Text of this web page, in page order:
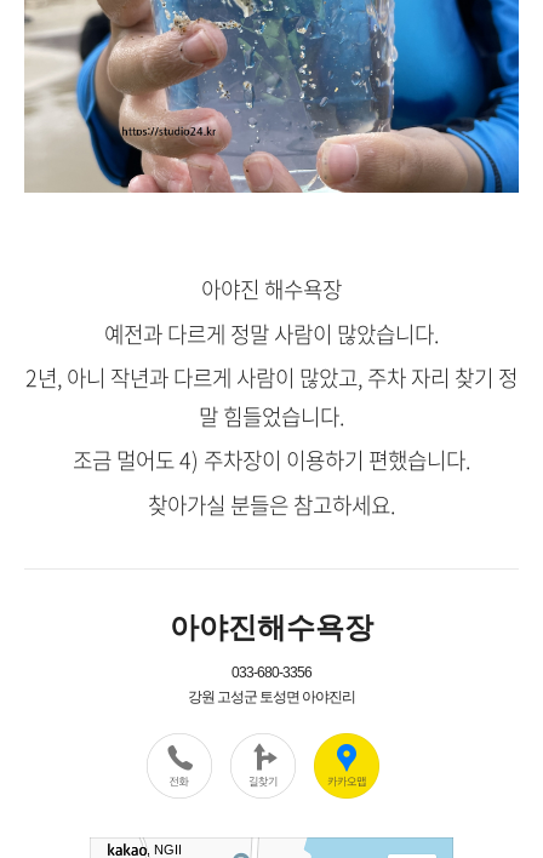
아야진 해수욕장
예전과 다르게 정말 사람이 많았습니다.
2년, 아니 작년과 다르게 사람이 많았고, 주차 자리 찾기 정
말 힘들었습니다.
조금 멀어도 4) 주차장이 이용하기 편했습니다.
찾아가실 분들은 참고하세요.